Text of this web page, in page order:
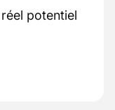
potentiel